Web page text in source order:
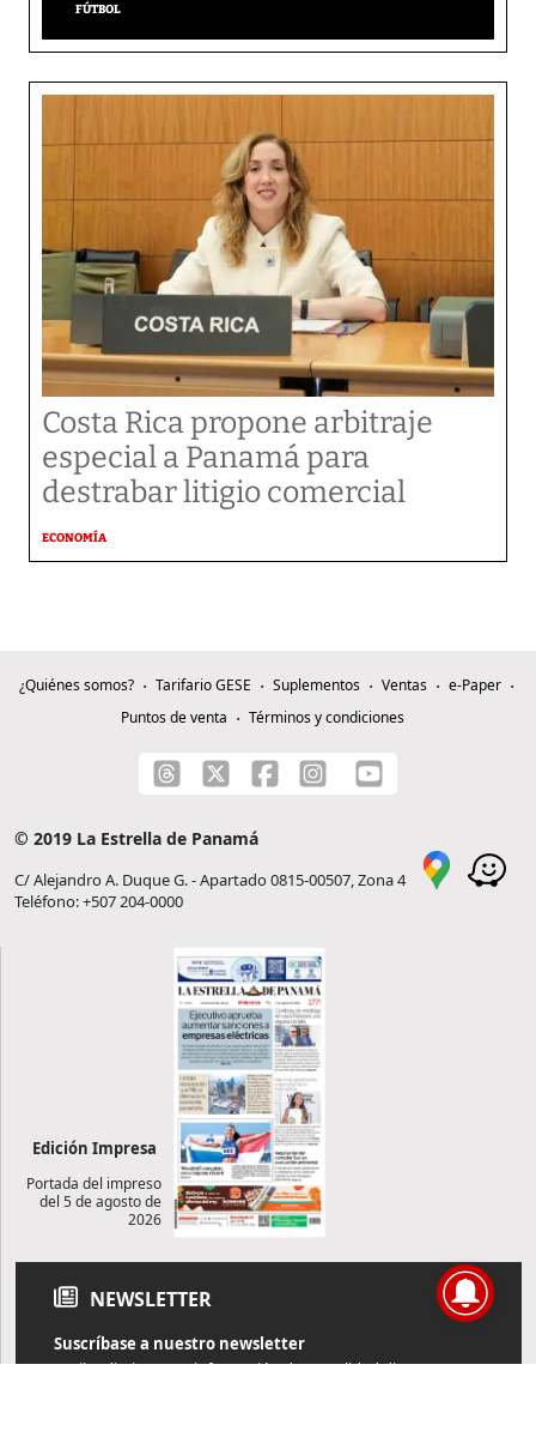
FÚTBOL
Costa Rica propone arbitraje
especial a Panamá para
destrabar litigio comercial
ECONOMÍA
¿Quiénes somos? Tarifario GESE Suplementos Ventas
e-Paper
Puntos de venta
Términos y condiciones
© 2019 La Estrella de Panamá
C/ Alejandro A. Duque G. - Apartado 0815-00507, Zona 4
Teléfono: +507 204-0000
Edición Impresa
Portada del impreso
del 5 de agosto de
2026
NEWSLETTER
Suscríbase a nuestro newsletter
Reciba diariamente información de actualidad directamente en